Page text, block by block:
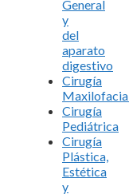
General
y
del
aparato
digestivo
Cirugía
Cirugía
Pediátrica
Cirugía
Plástica,
Estética
y